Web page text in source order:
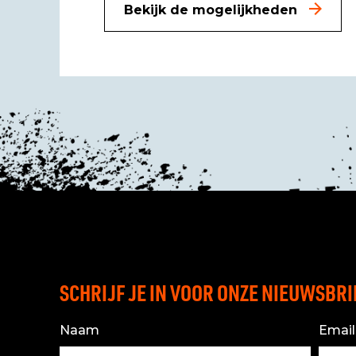
Bekijk de mogelijkheden
SCHRIJF JE IN VOOR ONZE
Naam Email